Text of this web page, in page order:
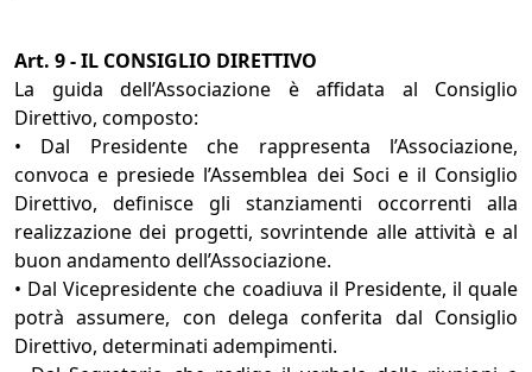
Art. 9 - IL CONSIGLIO DIRETTIVO
La guida dell’Associazione è affidata al Consiglio
Direttivo, composto:
• Dal Presidente che rappresenta l’Associazione,
convoca e presiede l’Assemblea dei Soci e il Consiglio
Direttivo, definisce gli stanziamenti occorrenti alla
realizzazione dei progetti, sovrintende alle attività e al
buon andamento dell’Associazione.
• Dal Vicepresidente che coadiuva il Presidente, il quale
potrà assumere, con delega conferita dal Consiglio
Direttivo, determinati adempimenti.